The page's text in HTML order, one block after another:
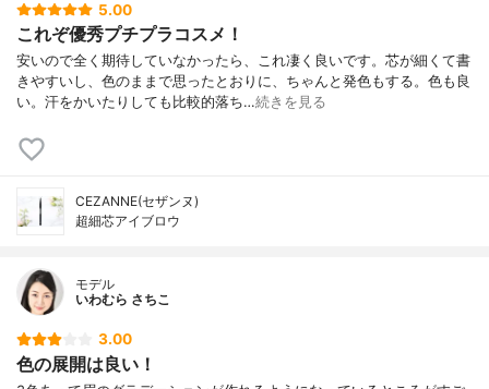
5.00
これぞ優秀プチプラコスメ！
安いので全く期待していなかったら、これ凄く良いです。芯が細くて書
きやすいし、色のままで思ったとおりに、ちゃんと発色もする。色も良
い。汗をかいたりしても比較的落ち…続きを見る
CEZANNE(セザンヌ)
超細芯アイブロウ
モデル
いわむら さちこ
3.00
色の展開は良い！